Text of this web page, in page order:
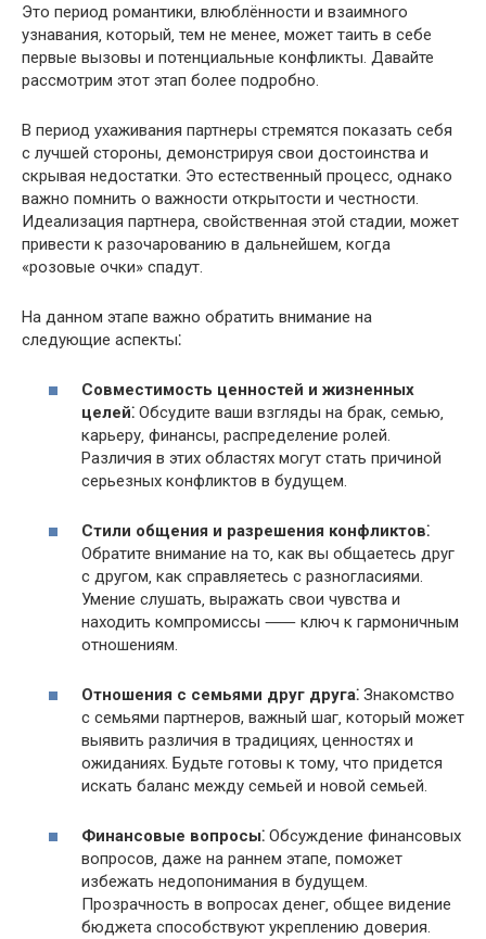
Это период романтики‚ влюблённости и взаимного
узнавания‚ который‚ тем не менее‚ может таить в себе
первые вызовы и потенциальные конфликты. Давайте
рассмотрим этот этап более подробно.​
В период ухаживания партнеры стремятся показать себя
с лучшей стороны‚ демонстрируя свои достоинства и
скрывая недостатки.​ Это естественный процесс‚ однако
важно помнить о важности открытости и честности.​
Идеализация партнера‚ свойственная этой стадии‚ может
привести к разочарованию в дальнейшем‚ когда
«розовые очки» спадут.​
На данном этапе важно обратить внимание на
следующие аспекты⁚
Совместимость ценностей и жизненных
целей⁚ Обсудите ваши взгляды на брак‚ семью‚
карьеру‚ финансы‚ распределение ролей.
Различия в этих областях могут стать причиной
серьезных конфликтов в будущем.​
Стили общения и разрешения конфликтов⁚
Обратите внимание на то‚ как вы общаетесь друг
с другом‚ как справляетесь с разногласиями.​
Умение слушать‚ выражать свои чувства и
находить компромиссы ⸺ ключ к гармоничным
отношениям.​
Отношения с семьями друг друга⁚ Знакомство
с семьями партнеров, важный шаг‚ который может
выявить различия в традициях‚ ценностях и
ожиданиях.​ Будьте готовы к тому‚ что придется
искать баланс между семьей и новой семьей.
Финансовые вопросы⁚ Обсуждение финансовых
вопросов‚ даже на раннем этапе‚ поможет
избежать недопонимания в будущем.
Прозрачность в вопросах денег‚ общее видение
бюджета способствуют укреплению доверия.​